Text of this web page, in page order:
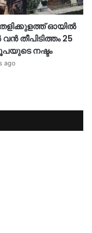
ഓയില്‍
തീപിടിത്തം 25
നഷ്ടം
ago